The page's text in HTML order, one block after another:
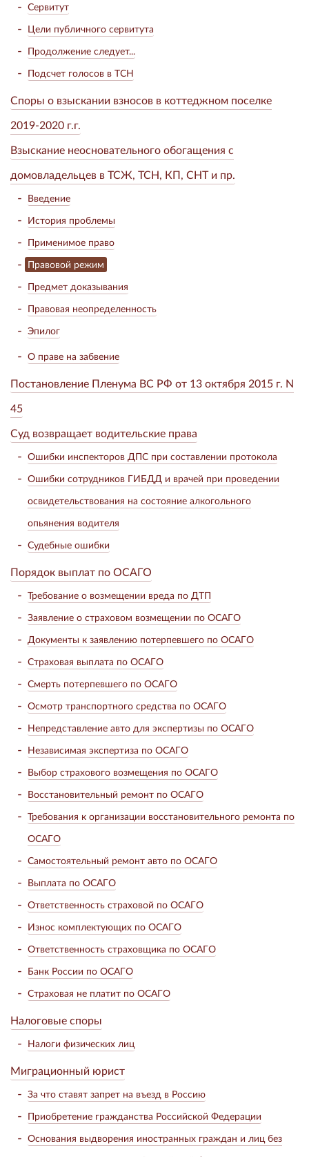
Сервитут
Цели публичного сервитута
Продолжение следует...
Подсчет голосов в ТСН
Споры о взыскании взносов в коттеджном поселке
2019-2020 г.г.
Взыскание неосновательного обогащения с
домовладельцев в ТСЖ, ТСН, КП, СНТ и пр.
Введение
История проблемы
Применимое право
Правовой режим
Предмет доказывания
Правовая неопределенность
Эпилог
О праве на забвение
Постановление Пленума ВС РФ от 13 октября 2015 г. N
45
Суд возвращает водительские права
Ошибки инспекторов ДПС при составлении протокола
Ошибки сотрудников ГИБДД и врачей при проведении
освидетельствования на состояние алкогольного
опьянения водителя
Судебные ошибки
Порядок выплат по ОСАГО
Требование о возмещении вреда по ДТП
Заявление о страховом возмещении по ОСАГО
Документы к заявлению потерпевшего по ОСАГО
Страховая выплата по ОСАГО
Смерть потерпевшего по ОСАГО
Осмотр транспортного средства по ОСАГО
Непредставление авто для экспертизы по ОСАГО
Независимая экспертиза по ОСАГО
Выбор страхового возмещения по ОСАГО
Восстановительный ремонт по ОСАГО
Требования к организации восстановительного ремонта по
ОСАГО
Самостоятельный ремонт авто по ОСАГО
Выплата по ОСАГО
Ответственность страховой по ОСАГО
Износ комплектующих по ОСАГО
Ответственность страховщика по ОСАГО
Банк России по ОСАГО
Страховая не платит по ОСАГО
Налоговые споры
Налоги физических лиц
Миграционный юрист
За что ставят запрет на въезд в Россию
Приобретение гражданства Российской Федерации
Основания выдворения иностранных граждан и лиц без